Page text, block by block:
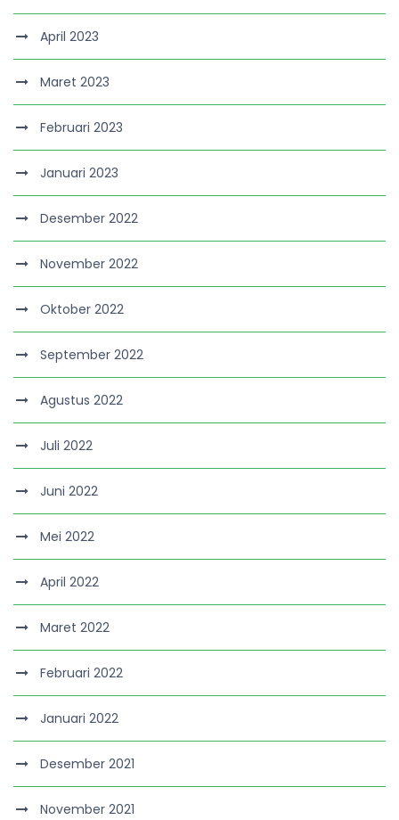
April 2023
Maret 2023
Februari 2023
Januari 2023
Desember 2022
November 2022
Oktober 2022
September 2022
Agustus 2022
Juli 2022
Juni 2022
Mei 2022
April 2022
Maret 2022
Februari 2022
Januari 2022
Desember 2021
November 2021